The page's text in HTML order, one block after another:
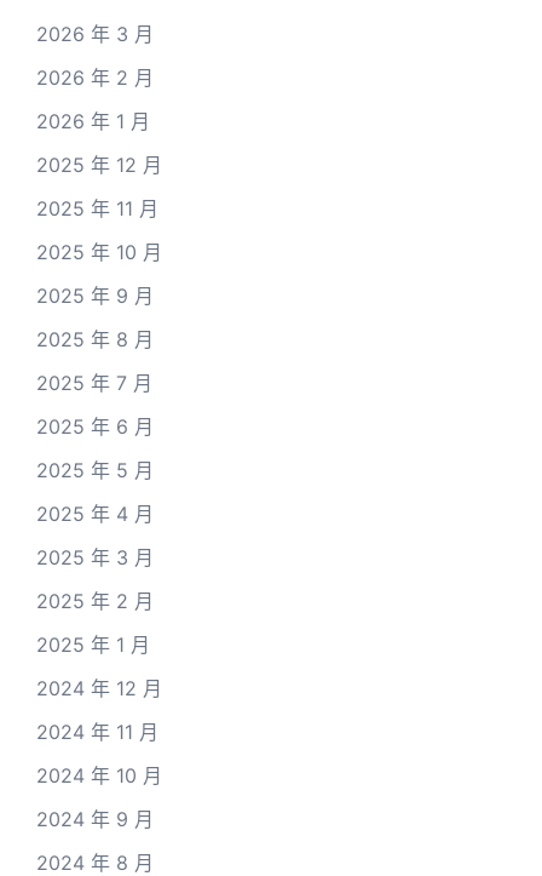
2026 年 3 月
2026 年 2 月
2026 年 1 月
2025 年 12 月
2025 年 11 月
2025 年 10 月
2025 年 9 月
2025 年 8 月
2025 年 7 月
2025 年 6 月
2025 年 5 月
2025 年 4 月
2025 年 3 月
2025 年 2 月
2025 年 1 月
2024 年 12 月
2024 年 11 月
2024 年 10 月
2024 年 9 月
2024 年 8 月